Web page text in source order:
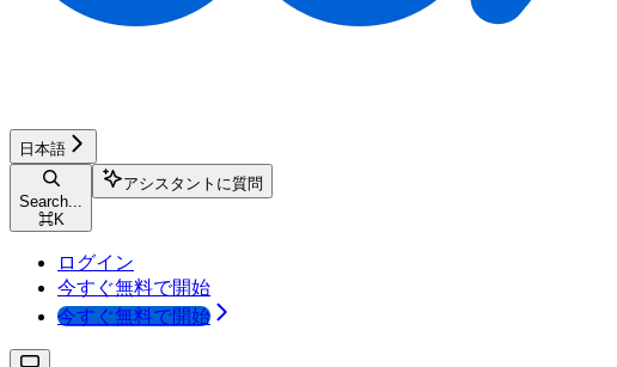
日本語
Search...
⌘K
アシスタントに質問
ログイン
今すぐ無料で開始
今すぐ無料で開始